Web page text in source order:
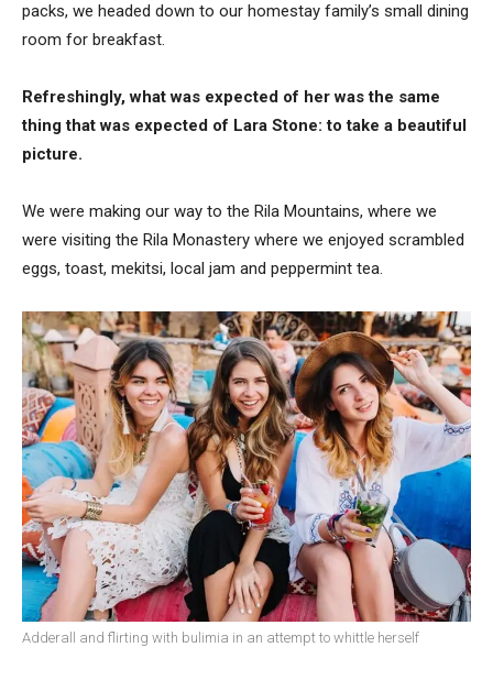
packs, we headed down to our homestay family’s small dining
room for breakfast.
Refreshingly, what was expected of her was the same
thing that was expected of Lara Stone: to take a beautiful
picture.
We were making our way to the Rila Mountains, where we
were visiting the Rila Monastery where we enjoyed scrambled
eggs, toast, mekitsi, local jam and peppermint tea.
Adderall and flirting with bulimia in an attempt to whittle herself